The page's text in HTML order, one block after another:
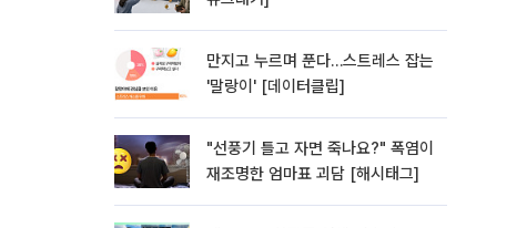
만지고 누르며 푼다…스트레스 잡는
'말랑이' [데이터클립]
"선풍기 틀고 자면 죽나요?" 폭염이
재조명한 엄마표 괴담 [해시태그]